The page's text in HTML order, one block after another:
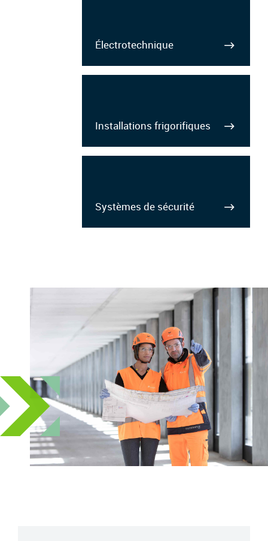
Électrotechnique
Installations frigorifiques
Systèmes de sécurité